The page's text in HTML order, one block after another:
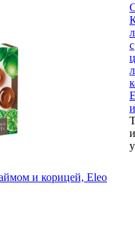
и корицей, Eleo
с